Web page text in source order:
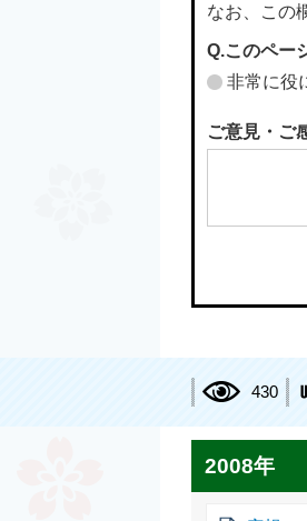
なお、この
Q.このペー
非常に役
ご意見・ご
430
2008年